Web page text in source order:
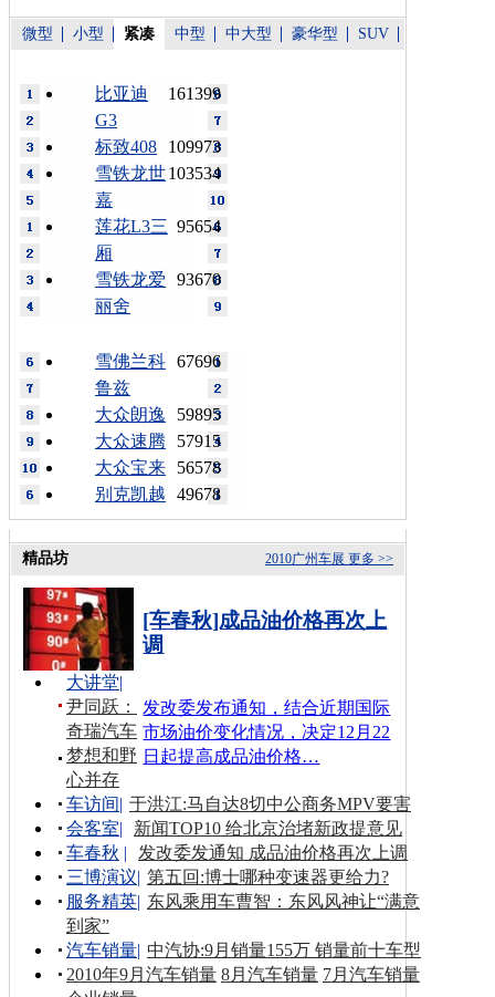
微型 小型 紧凑 中型 中大型 豪华型 SUV
161399
比亚迪
G3
109973
标致408
103534
雪铁龙世
嘉
95654
莲花L3三
厢
93670
雪铁龙爱
丽舍
67696
雪佛兰科
鲁兹
59895
大众朗逸
57915
大众速腾
56578
大众宝来
49678
别克凯越
更多 >>
2010广州车展
精品坊
[车春秋]成品油价格再次上
调
发改委发布通知，结合近期国际
市场油价变化情况，决定12月22
日起提高成品油价格…
大讲堂|
尹同跃：
奇瑞汽车
梦想和野
心并存
车访间| 于洪江:马自达8切中公商务MPV要害
会客室|
新闻TOP10 给北京治堵新政提意见
车春秋 |
发改委发通知 成品油价格再次上调
三博演议| 第五回:博士哪种变速器更给力?
服务精英| 东风乘用车曹智：东风风神让“满意
到家”
汽车销量| 中汽协:9月销量155万 销量前十车型
2010年9月汽车销量 8月汽车销量 7月汽车销量